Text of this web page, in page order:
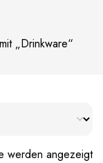
„Drinkware“
werden angezeigt